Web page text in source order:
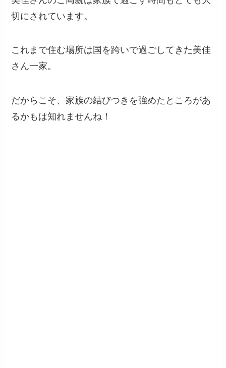
切にされています。
これまで住む場所は国を跨いで過ごしてきた美佳
さん一家。
だからこそ、家族の結びつきを強めたところがあ
るかもは知れませんね！